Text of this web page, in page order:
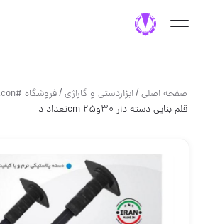
صفحه اصلی/ابزاردستی و گاراژی/فروشگاه #Shahin? #Falcon??
قلم بنایی دسته دار ۳۰و۲۵ cmتعداد د